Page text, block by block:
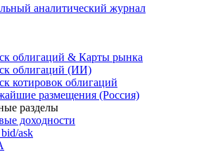
аналитический журнал
облигаций & Карты рынка
облигаций (ИИ)
котировок облигаций
размещения (Россия)
разделы
доходности
ask